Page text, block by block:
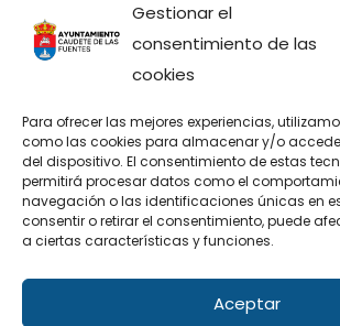
Gestionar el
consentimiento de las
cookies
Para ofrecer las mejores experiencias,
como las cookies para almacenar y/o
del dispositivo. El consentimiento de estas
permitirá procesar datos como el
navegación o las identificaciones únicas en
consentir o retirar el consentimiento, puede
a ciertas características y funciones.
Aceptar
Sitio Web financiado tanto por la
Participación, Transparencia,
Calidad Democrática, como por la
Provincial de València.